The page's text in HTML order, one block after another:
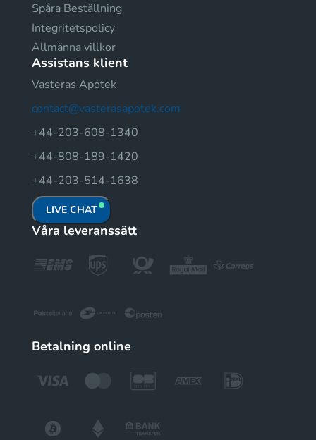
Spåra Beställning
Integritetspolicy
Allmänna villkor
Assistans klient
Vasteras Apotek
contact@vasterasapotek.com
+44-203-608-1340
+44-808-189-1420
+44-203-514-1638
LIVE CHAT
Våra leveranssätt
Betalning online